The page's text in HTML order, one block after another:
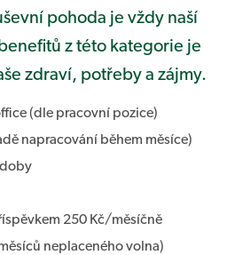
pohoda je vždy naší
z této kategorie je
zdraví, potřeby a zájmy.
(dle pracovní pozice)
napracování během měsíce)
250 Kč/měsíčně
neplaceného volna)